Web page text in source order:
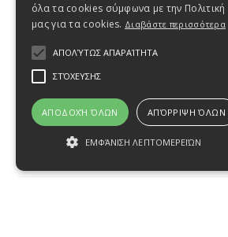
ΒΕΝΙΖΕΛΟΥ 5
όλα τα cookies σύμφωνα με την Πολιτική
μας για τα cookies. Διαβάστε περισσότερα
ΑΠΟΛΎΤΩΣ ΑΠΑΡΑΊΤΗΤΑ
ΣΤΌΧΕΥΣΗΣ
ΑΠΟΔΟΧΉ ΌΛΩΝ ΑΠΌΡΡΙΨΗ ΌΛΩΝ
ΕΜΦΆΝΙΣΗ ΛΕΠΤΟΜΕΡΕΙΏΝ